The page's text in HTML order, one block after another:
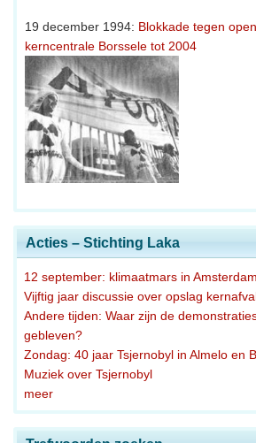
19 december 1994: Blokkade tegen
kerncentrale Borssele tot 2004
Acties – Stichting Laka
12 september: klimaatmars in
Vijftig jaar discussie over opslag
Andere tijden: Waar zijn de
gebleven?
Zondag: 40 jaar Tsjernobyl in Almelo en
Muziek over Tsjernobyl
meer